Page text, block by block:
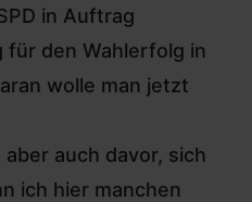
in Auftrag
für den Wahlerfolg in
wolle man jetzt
auch davor, sich
ich hier manchen